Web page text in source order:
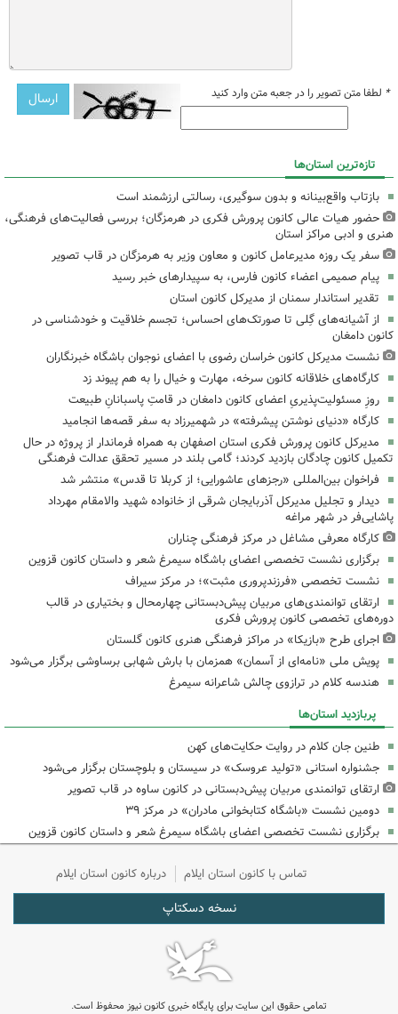
* لطفا متن تصویر را در جعبه متن وارد کنید
تازه‌ترین استان‌ها
بازتاب واقع‌بینانه و بدون سوگیری، رسالتی ارزشمند است
حضور هیات عالی کانون پرورش فکری در هرمزگان؛ بررسی فعالیت‌های فرهنگی،
هنری و ادبی مراکز استان
سفر یک روزه مدیرعامل کانون و معاون وزیر به هرمزگان در قاب تصویر
پیام صمیمی اعضاء کانون فارس، به سپیدارهای خبر رسید
تقدیر استاندار سمنان از مدیرکل کانون استان
از آشیانه‌های گِلی تا صورتک‌های احساس؛ تجسم خلاقیت و خودشناسی در
کانون دامغان
نشست مدیرکل کانون خراسان رضوی با اعضای نوجوان باشگاه خبرنگاران
کارگاه‌های خلاقانه کانون سرخه، مهارت و خیال را به هم پیوند زد
روزِ مسئولیت‌پذیریِ اعضای کانون دامغان در قامتِ پاسبانانِ طبیعت
کارگاه «دنیای نوشتن پیشرفته» در شهمیرزاد به سفر قصه‌ها انجامید
مدیرکل کانون پرورش فکری استان اصفهان به همراه فرماندار از پروژه در حال
تکمیل کانون چادگان بازدید کردند؛ گامی بلند در مسیر تحقق عدالت فرهنگی
فراخوان بین‌المللی «رجزهای عاشورایی؛ از کربلا تا قدس» منتشر شد
دیدار و تجلیل مدیرکل آذربایجان شرقی از خانواده شهید والامقام مهرداد
پاشایی‌فر در شهر مراغه
کارگاه معرفی مشاغل در مرکز فرهنگی چناران
برگزاری نشست تخصصی اعضای باشگاه سیمرغ شعر و داستان کانون قزوین
نشست تخصصی «فرزندپروری مثبت»؛ در مرکز سیراف
ارتقای توانمندی‌های مربیان پیش‌دبستانی چهارمحال و بختیاری در قالب
دوره‌های تخصصی کانون پرورش فکری
اجرای طرح «بازیکا» در مراکز فرهنگی هنری کانون گلستان
پویش ملی «نامه‌ای از آسمان» همزمان با بارش شهابی برساوشی برگزار می‌شود
هندسه کلام در ترازوی چالش شاعرانه سیمرغ
پربازدید استان‌ها
طنین جان کلام در روایت حکایت‌های کهن
جشنواره استانی «تولید عروسک» در سیستان و بلوچستان برگزار می‌شود
ارتقای توانمندی مربیان پیش‌دبستانی در کانون ساوه در قاب تصویر
دومین نشست «باشگاه کتابخوانی مادران» در مرکز ۳۹
برگزاری نشست تخصصی اعضای باشگاه سیمرغ شعر و داستان کانون قزوین
تماس با کانون استان ایلام درباره کانون استان ایلام
نسخه دسکتاپ
تمامی حقوق این سایت برای پایگاه خبری کانون نیوز محفوظ است.